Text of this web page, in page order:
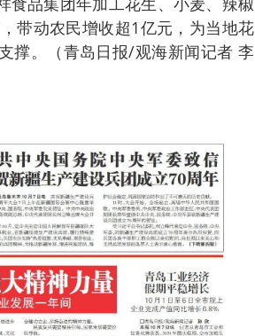
带动农民增收超1亿元，为当地花
撑。（青岛日报/观海新闻记者 李